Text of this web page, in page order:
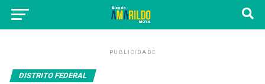
PUBLICIDADE
DISTRITO FEDERAL